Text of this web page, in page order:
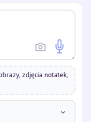
zdjęcia notatek,